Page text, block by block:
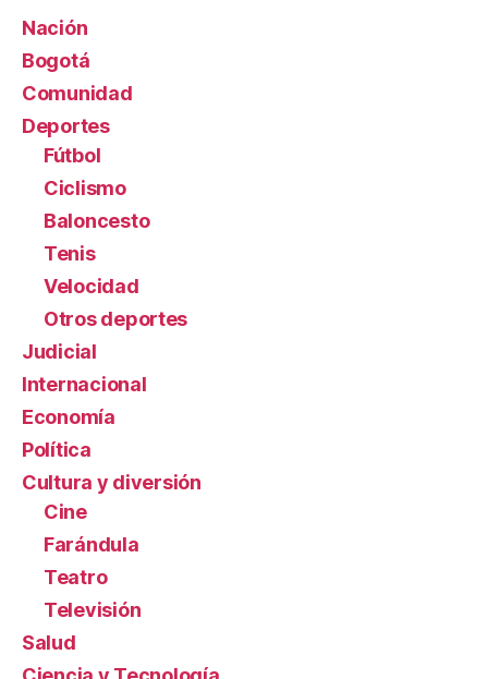
Nación
Bogotá
Comunidad
Deportes
Fútbol
Ciclismo
Baloncesto
Tenis
Velocidad
Otros deportes
Judicial
Internacional
Economía
Política
Cultura y diversión
Cine
Farándula
Teatro
Televisión
Salud